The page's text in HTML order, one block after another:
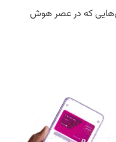
که در عصر هوش